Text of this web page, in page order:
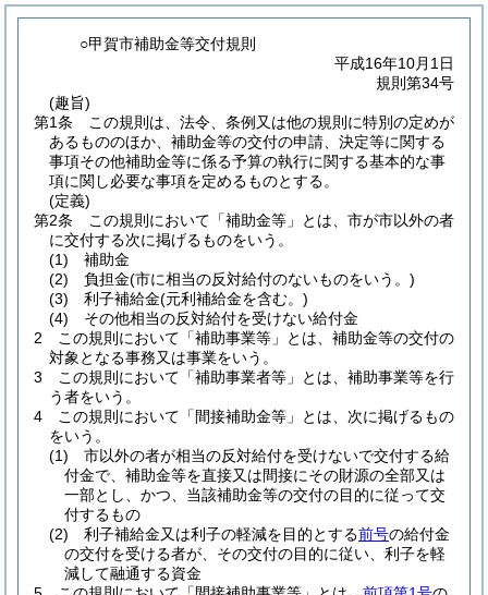
○甲賀市補助金等交付規則
平成16年10月1日
規則第34号
(趣旨)
第1条
この規則は、法令、条例又は他の規則に特別の定めが
あるもののほか、補助金等の交付の申請、決定等に関する
事項その他補助金等に係る予算の執行に関する基本的な事
項に関し必要な事項を定めるものとする。
(定義)
第2条
この規則において「補助金等」とは、市が市以外の者
に交付する次に掲げるものをいう。
(1)
補助金
(2)
負担金(市に相当の反対給付のないものをいう。)
(3)
利子補給金(元利補給金を含む。)
(4)
その他相当の反対給付を受けない給付金
2
この規則において「補助事業等」とは、補助金等の交付の
対象となる事務又は事業をいう。
3
この規則において「補助事業者等」とは、補助事業等を行
う者をいう。
4
この規則において「間接補助金等」とは、次に掲げるもの
をいう。
(1)
市以外の者が相当の反対給付を受けないで交付する給
付金で、補助金等を直接又は間接にその財源の全部又は
一部とし、かつ、当該補助金等の交付の目的に従って交
付するもの
(2)
利子補給金又は利子の軽減を目的とする前号の給付金
の交付を受ける者が、その交付の目的に従い、利子を軽
減して融通する資金